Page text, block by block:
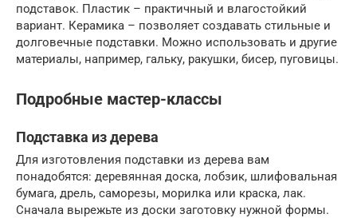
подставок. Пластик – практичный и влагостойкий
вариант. Керамика – позволяет создавать стильные и
долговечные подставки. Можно использовать и другие
материалы, например, гальку, ракушки, бисер, пуговицы.
Подробные мастер-классы
Подставка из дерева
Для изготовления подставки из дерева вам
понадобятся: деревянная доска, лобзик, шлифовальная
бумага, дрель, саморезы, морилка или краска, лак.
Сначала вырежьте из доски заготовку нужной формы.